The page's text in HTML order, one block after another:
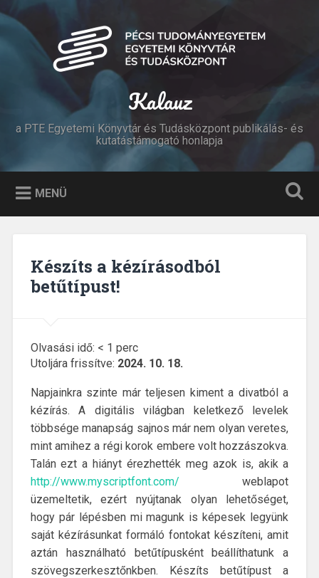
Tovább
tartalomhoz
Keresés
Kalauz
a PTE Egyetemi Könyvtár és Tudásközpont publikálás- és
kutatástámogató honlapja
MENÜ
Készíts a kézírásodból
betűtípust!
Olvasási idő: < 1 perc
Utoljára frissítve: 2024. 10. 18.
Napjainkra szinte már teljesen kiment a divatból a
kézírás. A digitális világban keletkező levelek
többsége manapság sajnos már nem olyan veretes,
mint amihez a régi korok embere volt hozzászokva.
Talán ezt a hiányt érezhették meg azok is, akik a
http://www.myscriptfont.com/ weblapot
üzemeltetik, ezért nyújtanak olyan lehetőséget,
hogy pár lépésben mi magunk is képesek legyünk
saját kézírásunkat formáló fontokat készíteni, amit
aztán használható betűtípusként beállíthatunk a
szövegszerkesztőnkben. Készíts betűtípust a